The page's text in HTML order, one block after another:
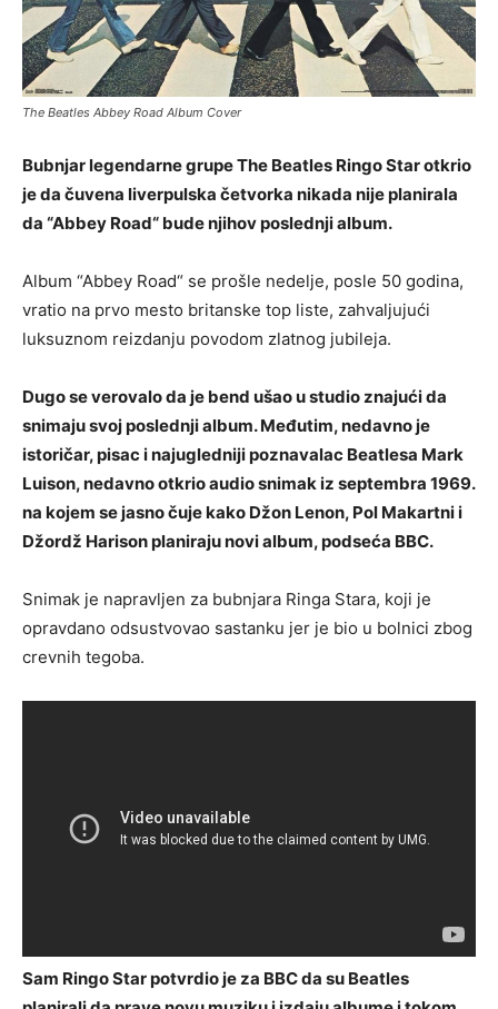
The Beatles Abbey Road Album Cover
Bubnjar legendarne grupe The Beatles Ringo Star otkrio
je da čuvena liverpulska četvorka nikada nije planirala
da “Abbey Road“ bude njihov poslednji album.
Album “Abbey Road“ se prošle nedelje, posle 50 godina,
vratio na prvo mesto britanske top liste, zahvaljujući
luksuznom reizdanju povodom zlatnog jubileja.
Dugo se verovalo da je bend ušao u studio znajući da
snimaju svoj poslednji album. Međutim, nedavno je
istoričar, pisac i najugledniji poznavalac Beatlesa Mark
Luison, nedavno otkrio audio snimak iz septembra 1969.
na kojem se jasno čuje kako Džon Lenon, Pol Makartni i
Džordž Harison planiraju novi album, podseća BBC.
Snimak je napravljen za bubnjara Ringa Stara, koji je
opravdano odsustvovao sastanku jer je bio u bolnici zbog
crevnih tegoba.
Sam Ringo Star potvrdio je za BBC da su Beatles